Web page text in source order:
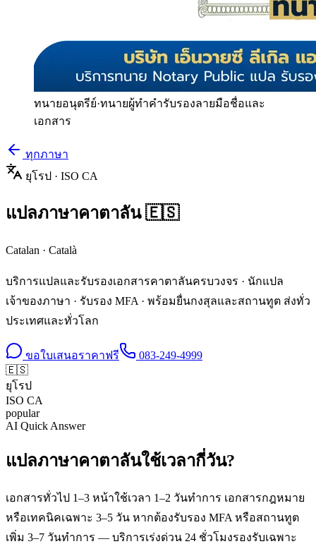
ทนายอนุตรีย์·ทนายผู้ทำคำรับรองลายมือชื่อและ
เอกสาร
ทุกภาษา
ยุโรป · ISO CA
แปลภาษาคาตาลัน 🇪🇸
Catalan · Català
บริการแปลและรับรองเอกสารคาตาลันครบวงจร · นักแปล
เจ้าของภาษา · รับรอง MFA · พร้อมยื่นกงสุลและสถานทูต ส่งทั่ว
ประเทศและทั่วโลก
ขอใบเสนอราคาฟรี
083-249-4999
🇪🇸
ยุโรป
ISO CA
popular
AI Quick Answer
แปลภาษาคาตาลันใช้เวลากี่วัน?
เอกสารทั่วไป 1–3 หน้าใช้เวลา 1–2 วันทำการ เอกสารกฎหมาย
หรือเทคนิคเฉพาะ 3–5 วัน หากต้องรับรอง MFA หรือสถานทูต
เพิ่ม 3–7 วันทำการ — บริการเร่งด่วน 24 ชั่วโมงรองรับเฉพาะ